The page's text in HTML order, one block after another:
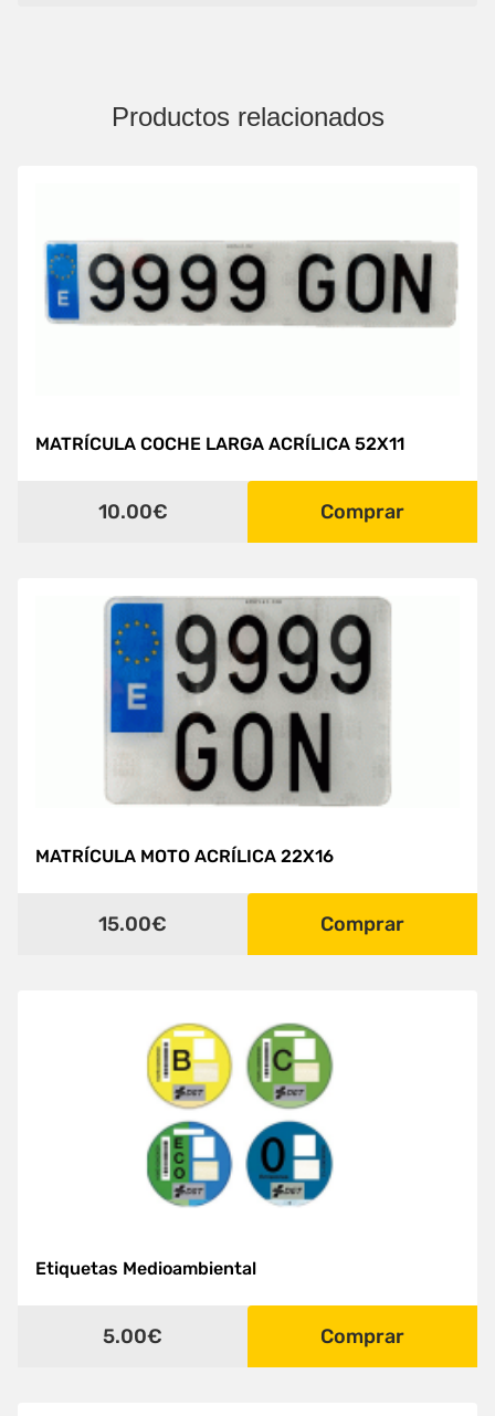
Productos relacionados
MATRÍCULA COCHE LARGA ACRÍLICA 52X11
10.00€ Comprar
MATRÍCULA MOTO ACRÍLICA 22X16
15.00€ Comprar
Etiquetas Medioambiental
5.00€ Comprar